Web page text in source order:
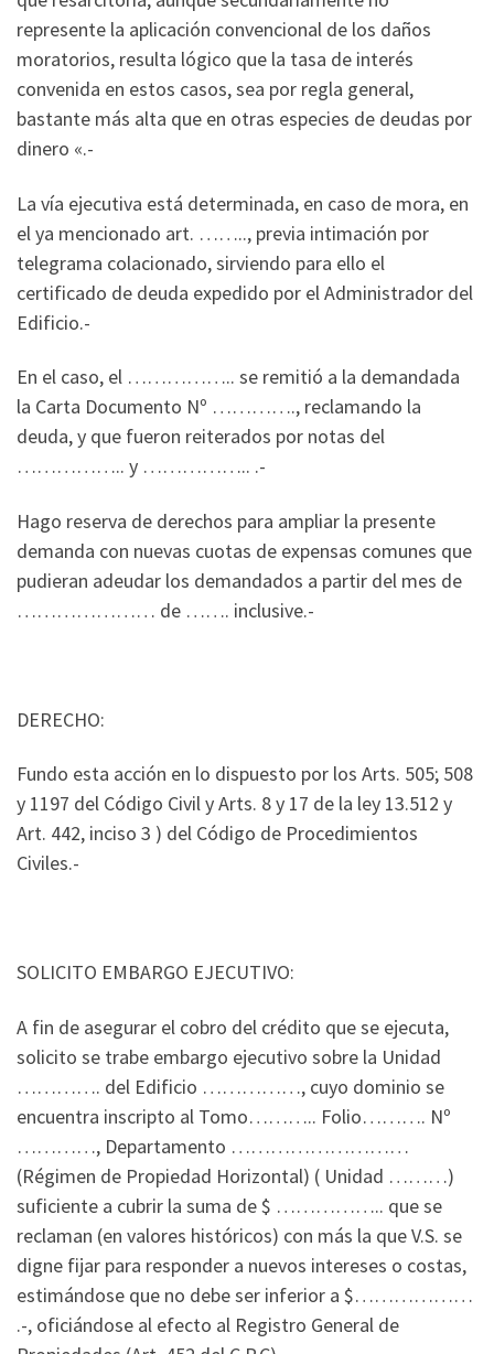
represente la aplicación convencional de los daños
moratorios, resulta lógico que la tasa de interés
convenida en estos casos, sea por regla general,
bastante más alta que en otras especies de deudas por
dinero «.-
La vía ejecutiva está determinada, en caso de mora, en
el ya mencionado art. …….., previa intimación por
telegrama colacionado, sirviendo para ello el
certificado de deuda expedido por el Administrador del
Edificio.-
En el caso, el …………….. se remitió a la demandada
la Carta Documento Nº …………., reclamando la
deuda, y que fueron reiterados por notas del
…………….. y …………….. .-
Hago reserva de derechos para ampliar la presente
demanda con nuevas cuotas de expensas comunes que
pudieran adeudar los demandados a partir del mes de
………………… de ……. inclusive.-
DERECHO:
Fundo esta acción en lo dispuesto por los Arts. 505; 508
y 1197 del Código Civil y Arts. 8 y 17 de la ley 13.512 y
Art. 442, inciso 3 ) del Código de Procedimientos
Civiles.-
SOLICITO EMBARGO EJECUTIVO:
A fin de asegurar el cobro del crédito que se ejecuta,
solicito se trabe embargo ejecutivo sobre la Unidad
…………. del Edificio ……………, cuyo dominio se
encuentra inscripto al Tomo……….. Folio………. Nº
…………, Departamento ………………………
(Régimen de Propiedad Horizontal) ( Unidad ………)
suficiente a cubrir la suma de $ …………….. que se
reclaman (en valores históricos) con más la que V.S. se
digne fijar para responder a nuevos intereses o costas,
estimándose que no debe ser inferior a $………………
.-, oficiándose al efecto al Registro General de